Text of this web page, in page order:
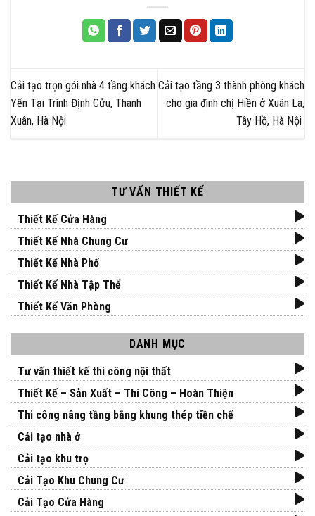
TƯ VẤN THIẾT KẾ
Thiết Kế Cửa Hàng
Thiết Kế Nhà Chung Cư
Thiết Kế Nhà Phố
Thiết Kế Nhà Tập Thể
Thiết Kế Văn Phòng
DANH MỤC
Tư vấn thiết kế thi công nội thất
Thiết Kế – Sản Xuất – Thi Công – Hoàn Thiện
Thi công nâng tầng bằng khung thép tiền chế
Cải tạo nhà ở
Cải tạo khu trọ
Cải Tạo Khu Chung Cư
Cải Tạo Cửa Hàng
Cải tạo trọn gói nhà 4 tầng khách
Yến Tại Trình Định Cửu, Thanh
Xuân, Hà Nội
Cải tạo tầng 3 thành phòng khách
cho gia đình chị Hiền ở Xuân La,
Tây Hồ, Hà Nội